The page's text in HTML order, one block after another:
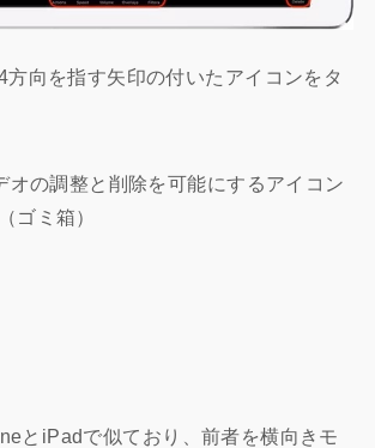
方向を指す矢印の付いたアイコンをタ
オの調整と削除を可能にするアイコン
ゴミ箱）
とiPadで似ており、前者を横向きモ